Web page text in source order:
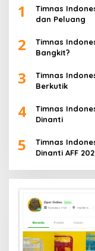
1
Timnas
dan Peluang
2
Timnas
Bangkit?
3
Timnas
Berkutik
4
Timnas
Dinanti
5
Timnas
Dinanti AFF